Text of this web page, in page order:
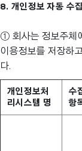
8. 개인정보 자동 수
① 회사는 정보주체
이용정보를 저장하
다.
개인정보처
리시스템 명
수
항